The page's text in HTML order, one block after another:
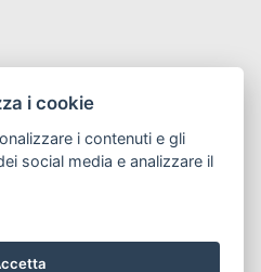
i cookie
i contenuti e gli
social media e analizzare il
Marino - Roma, P.IVA: IT
di Roma n° 12489131008